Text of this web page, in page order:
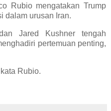
Rubio mengatakan Trump
dalam urusan Iran.
Jared Kushner tengah
pertemuan penting,
Rubio.